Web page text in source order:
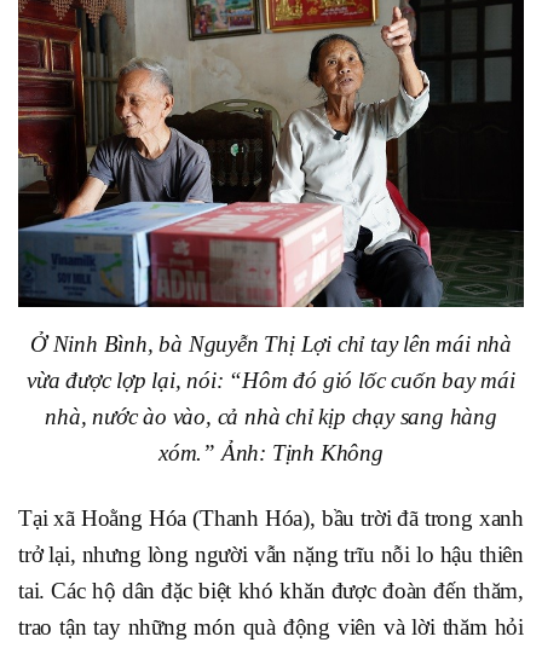
Ở Ninh Bình, bà Nguyễn Thị Lợi chỉ tay lên mái nhà
vừa được lợp lại, nói: “Hôm đó gió lốc cuốn bay mái
nhà, nước ào vào, cả nhà chỉ kịp chạy sang hàng
xóm.” Ảnh: Tịnh Không
Tại xã Hoằng Hóa (Thanh Hóa), bầu trời đã trong xanh
trở lại, nhưng lòng người vẫn nặng trĩu nỗi lo hậu thiên
tai. Các hộ dân đặc biệt khó khăn được đoàn đến thăm,
trao tận tay những món quà động viên và lời thăm hỏi